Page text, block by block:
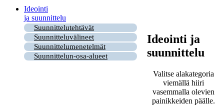
Ideointi
ja suunnittelu
Suunnittelutehtävät
Suunnitteluvälineet
Suunnittelumenetelmät
Suunnittelun-osa-alueet
Ideointi ja
suunnittelu
Valitse alakategoria
viemällä hiiri
vasemmalla olevien
painikkeiden päälle.